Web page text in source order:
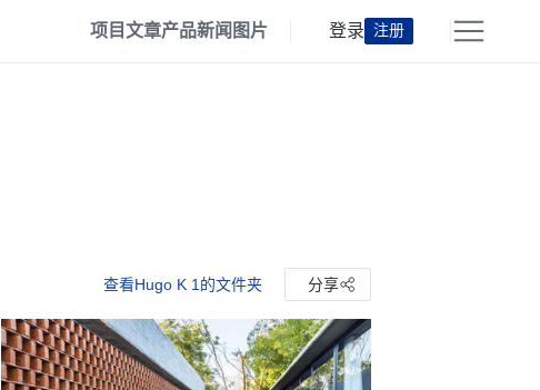
项目文章产品新闻 图片 登录 注册
查看Hugo K 1的文件夹 分享